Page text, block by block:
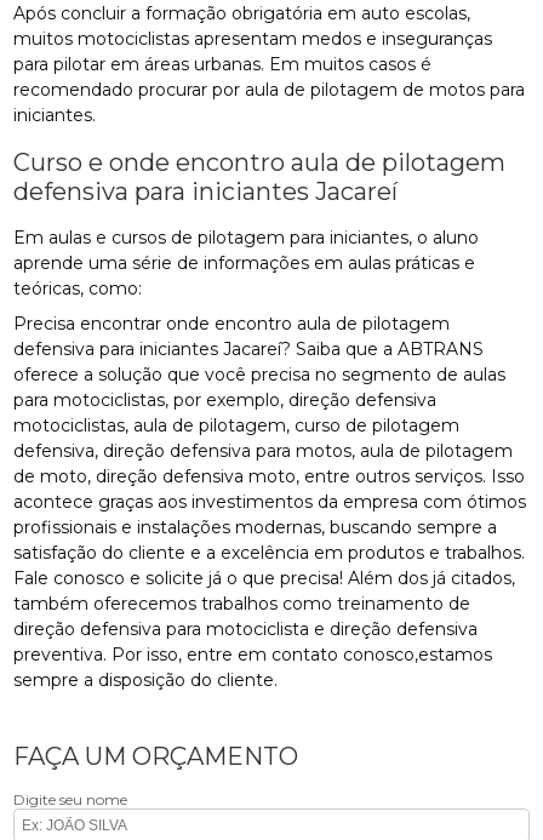
Após concluir a formação obrigatória em auto escolas,
muitos motociclistas apresentam medos e inseguranças
para pilotar em áreas urbanas. Em muitos casos é
recomendado procurar por aula de pilotagem de motos para
iniciantes.
Curso e onde encontro aula de pilotagem
defensiva para iniciantes Jacareí
Em aulas e cursos de pilotagem para iniciantes, o aluno
aprende uma série de informações em aulas práticas e
teóricas, como:
Precisa encontrar onde encontro aula de pilotagem
defensiva para iniciantes Jacareí? Saiba que a ABTRANS
oferece a solução que você precisa no segmento de aulas
para motociclistas, por exemplo, direção defensiva
motociclistas, aula de pilotagem, curso de pilotagem
defensiva, direção defensiva para motos, aula de pilotagem
de moto, direção defensiva moto, entre outros serviços. Isso
acontece graças aos investimentos da empresa com ótimos
profissionais e instalações modernas, buscando sempre a
satisfação do cliente e a excelência em produtos e trabalhos.
Fale conosco e solicite já o que precisa! Além dos já citados,
também oferecemos trabalhos como treinamento de
direção defensiva para motociclista e direção defensiva
preventiva. Por isso, entre em contato conosco,estamos
sempre a disposição do cliente.
FAÇA UM ORÇAMENTO
Digite seu nome